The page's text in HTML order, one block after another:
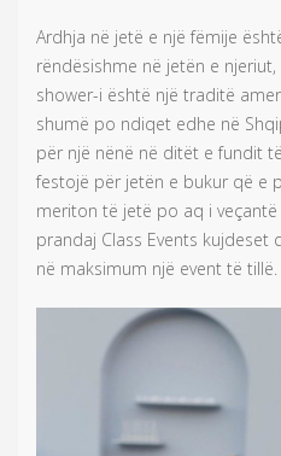
Ardhja në jetë e një fëmije
rëndësishme në jetën e
shower-i është një traditë
shumë po ndiqet edhe në
për një nënë në ditët e fundit
festojë për jetën e bukur që e
meriton të jetë po aq i
prandaj Class Events
në maksimum një event të tillë.